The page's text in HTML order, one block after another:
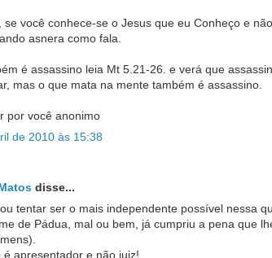
se você conhece-se o Jesus que eu Conheço e
asnera como fala.
é assassino leia Mt 5.21-26. e verá que
mas o que mata na mente também é assassino.
por você anonimo
de 2010 às 15:38
disse...
tentar ser o mais independente possível nessa
de Pádua, mal ou bem, já cumpriu a pena que
é apresentador e não juiz!